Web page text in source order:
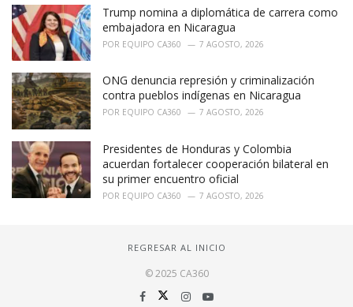
Trump nomina a diplomática de carrera como
embajadora en Nicaragua
POR EQUIPO CA360 7 AGOSTO, 2026
ONG denuncia represión y criminalización
contra pueblos indígenas en Nicaragua
POR EQUIPO CA360 7 AGOSTO, 2026
Presidentes de Honduras y Colombia
acuerdan fortalecer cooperación bilateral en
su primer encuentro oficial
POR EQUIPO CA360 7 AGOSTO, 2026
REGRESAR AL INICIO
© 2025 CA360